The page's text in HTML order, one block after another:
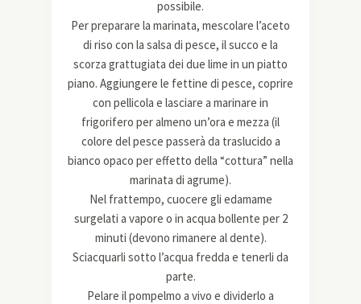
possibile.
Per preparare la marinata, mescolare l’aceto
di riso con la salsa di pesce, il succo e la
scorza grattugiata dei due lime in un piatto
piano. Aggiungere le fettine di pesce, coprire
con pellicola e lasciare a marinare in
frigorifero per almeno un’ora e mezza (il
colore del pesce passerà da traslucido a
bianco opaco per effetto della “cottura” nella
marinata di agrume).
Nel frattempo, cuocere gli edamame
surgelati a vapore o in acqua bollente per 2
minuti (devono rimanere al dente).
Sciacquarli sotto l’acqua fredda e tenerli da
parte.
Pelare il pompelmo a vivo e dividerlo a